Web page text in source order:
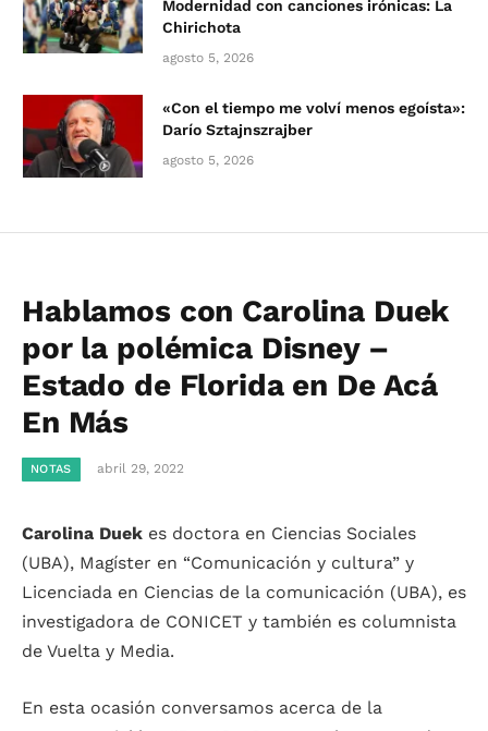
Modernidad con canciones irónicas: La
Chirichota
agosto 5, 2026
«Con el tiempo me volví menos egoísta»:
Darío Sztajnszrajber
agosto 5, 2026
Hablamos con Carolina Duek
por la polémica Disney –
Estado de Florida en De Acá
En Más
NOTAS abril 29, 2022
Carolina Duek es doctora en Ciencias Sociales
(UBA), Magíster en “Comunicación y cultura” y
Licenciada en Ciencias de la comunicación (UBA), es
investigadora de CONICET y también es columnista
de Vuelta y Media.
En esta ocasión conversamos acerca de la